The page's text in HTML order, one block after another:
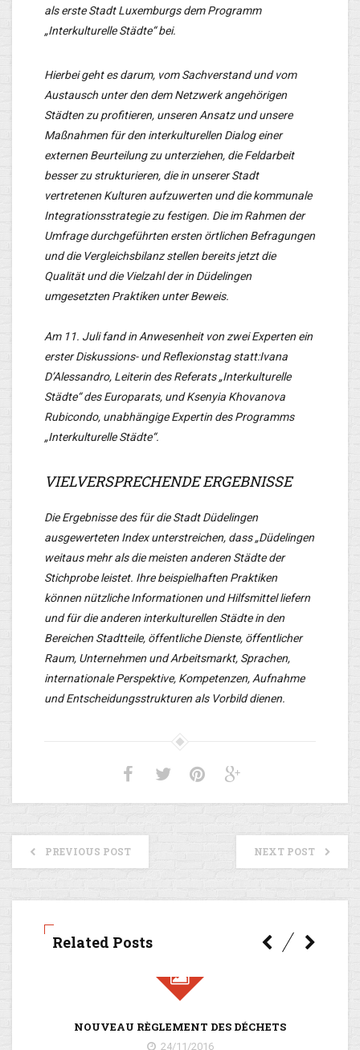
alserste Stadt Luxemburgsdem Programm
„Interkulturelle Städte“ bei.
Hierbei geht es darum, vom Sachverstand und vom
Austausch unter den dem Netzwerk angehörigen
Städten zu profitieren, unseren Ansatz und unsere
Maßnahmen für den interkulturellen Dialog einer
externen Beurteilung zu unterziehen, die Feldarbeit
besser zu strukturieren, die in unserer Stadt
vertretenen Kulturen aufzuwerten und die kommunale
Integrationsstrategie zu festigen. Die im Rahmen der
Umfrage durchgeführten ersten örtlichen Befragungen
und die Vergleichsbilanz stellen bereits jetzt die
Qualität und die Vielzahl der in Düdelingen
umgesetzten Praktiken unter Beweis.
Am 11. Juli fand in Anwesenheit von zwei Experten ein
erster Diskussions- und Reflexionstag statt:Ivana
D’Alessandro, Leiterin des Referats „Interkulturelle
Städte“ des Europarats, und Ksenyia Khovanova
Rubicondo, unabhängige Expertin des Programms
„Interkulturelle Städte“.
VIELVERSPRECHENDE ERGEBNISSE
Die Ergebnisse des für die Stadt Düdelingen
ausgewerteten Index unterstreichen, dass „Düdelingen
weitaus mehr als die meisten anderen Städte der
Stichprobe leistet. Ihre beispielhaften Praktiken
können nützliche Informationen und Hilfsmittel liefern
und für die anderen interkulturellen Städte in den
Bereichen Stadtteile, öffentliche Dienste, öffentlicher
Raum, Unternehmen und Arbeitsmarkt, Sprachen,
internationale Perspektive, Kompetenzen, Aufnahme
und Entscheidungsstrukturen als Vorbild dienen.
PREVIOUS POST NEXT POST
Related Posts
NOUVEAU RÈGLEMENT DES DÉCHETS
24/11/2016